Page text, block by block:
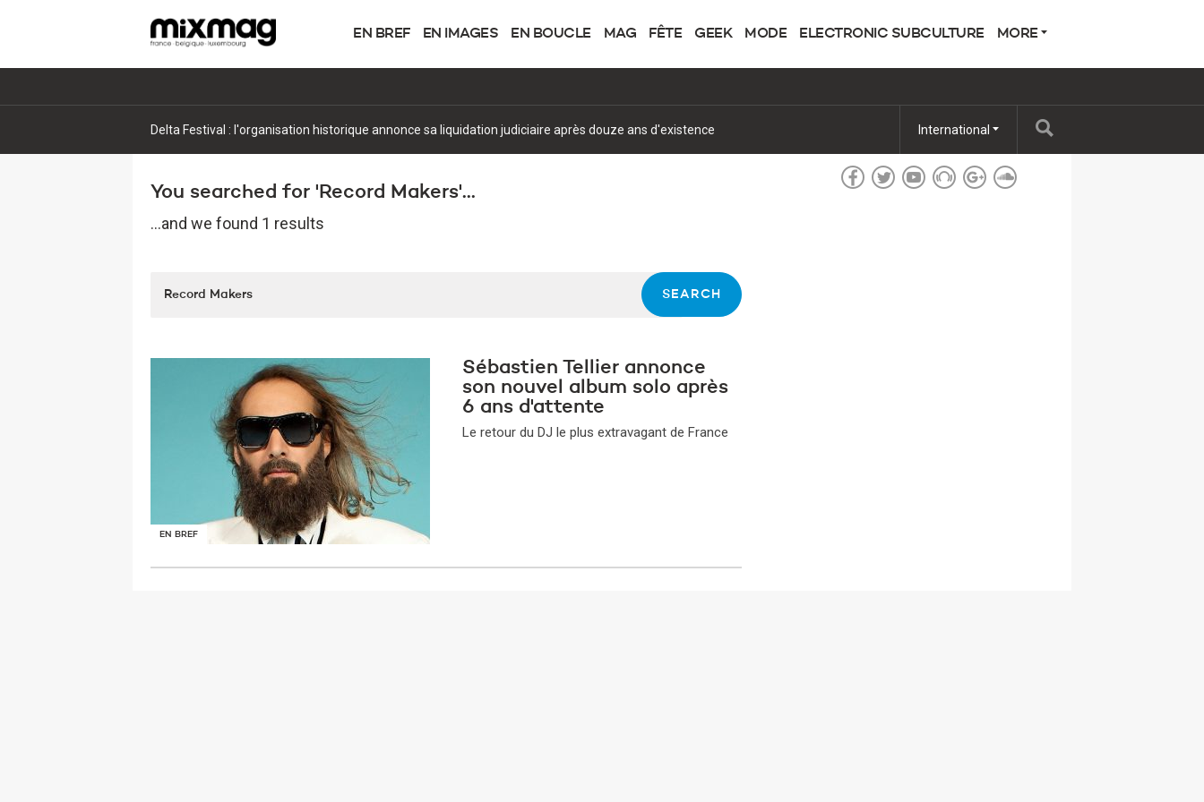
EN BREF EN IMAGES EN BOUCLE MAG FÊTE GEEK MODE ELECTRONIC SUBCULTURE MORE
Delta Festival : l'organisation historique annonce sa liquidation judiciaire après douze ans d'existence International
You searched for 'Record Makers'...
...and we found 1 results
EN BREF
Sébastien Tellier annonce
son nouvel album solo après
6 ans d'attente
Le retour du DJ le plus extravagant de France